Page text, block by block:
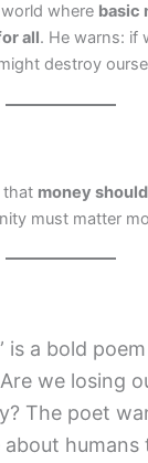
where basic
all. He warns: if
destroy
that money
must matter
is a bold
we losing
The poet
humans